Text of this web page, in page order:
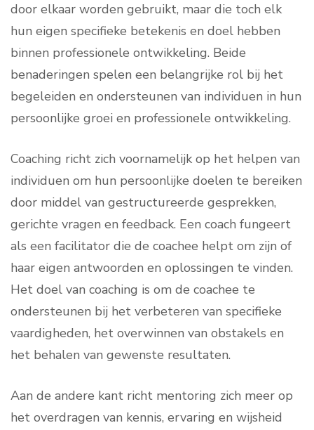
door elkaar worden gebruikt, maar die toch elk
hun eigen specifieke betekenis en doel hebben
binnen professionele ontwikkeling. Beide
benaderingen spelen een belangrijke rol bij het
begeleiden en ondersteunen van individuen in hun
persoonlijke groei en professionele ontwikkeling.
Coaching richt zich voornamelijk op het helpen van
individuen om hun persoonlijke doelen te bereiken
door middel van gestructureerde gesprekken,
gerichte vragen en feedback. Een coach fungeert
als een facilitator die de coachee helpt om zijn of
haar eigen antwoorden en oplossingen te vinden.
Het doel van coaching is om de coachee te
ondersteunen bij het verbeteren van specifieke
vaardigheden, het overwinnen van obstakels en
het behalen van gewenste resultaten.
Aan de andere kant richt mentoring zich meer op
het overdragen van kennis, ervaring en wijsheid